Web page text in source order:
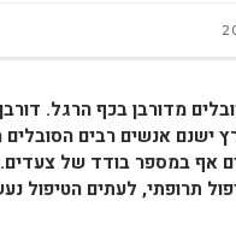
מדורבן בכף הרגל.
ישנם אנשים רבים
אף במספר בודד של צעדים.
תרופתי, לעתים הטיפול